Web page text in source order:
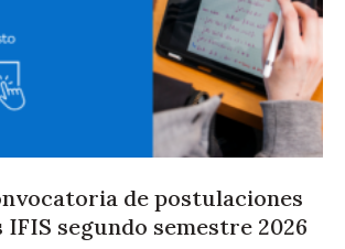
de postulaciones
segundo semestre 2026